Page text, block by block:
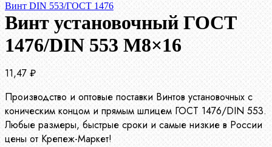
Винт DIN 553/ГОСТ 1476
Винт установочный ГОСТ
1476/DIN 553 М8×16
11,47 ₽
Производство и оптовые поставки Винтов установочных с
коническим концом и прямым шлицем ГОСТ 1476/DIN 553.
Любые размеры, быстрые сроки и самые низкие в России
цены от Крепеж-Маркет!